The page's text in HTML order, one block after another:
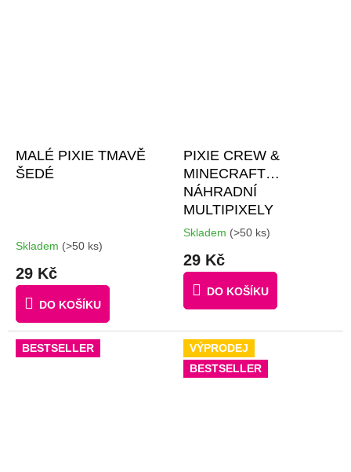
MALÉ PIXIE TMAVĚ
ŠEDÉ
Skladem (>50 ks)
29 Kč
DO KOŠÍKU
PIXIE CREW &
MINECRAFT
NÁHRADNÍ
MULTIPIXELY
Průměrné
produktu
je
4,5
z
hvězdiček.
Skladem (>50 ks)
29 Kč
DO KOŠÍKU
BESTSELLER
VÝPRODEJ
BESTSELLER